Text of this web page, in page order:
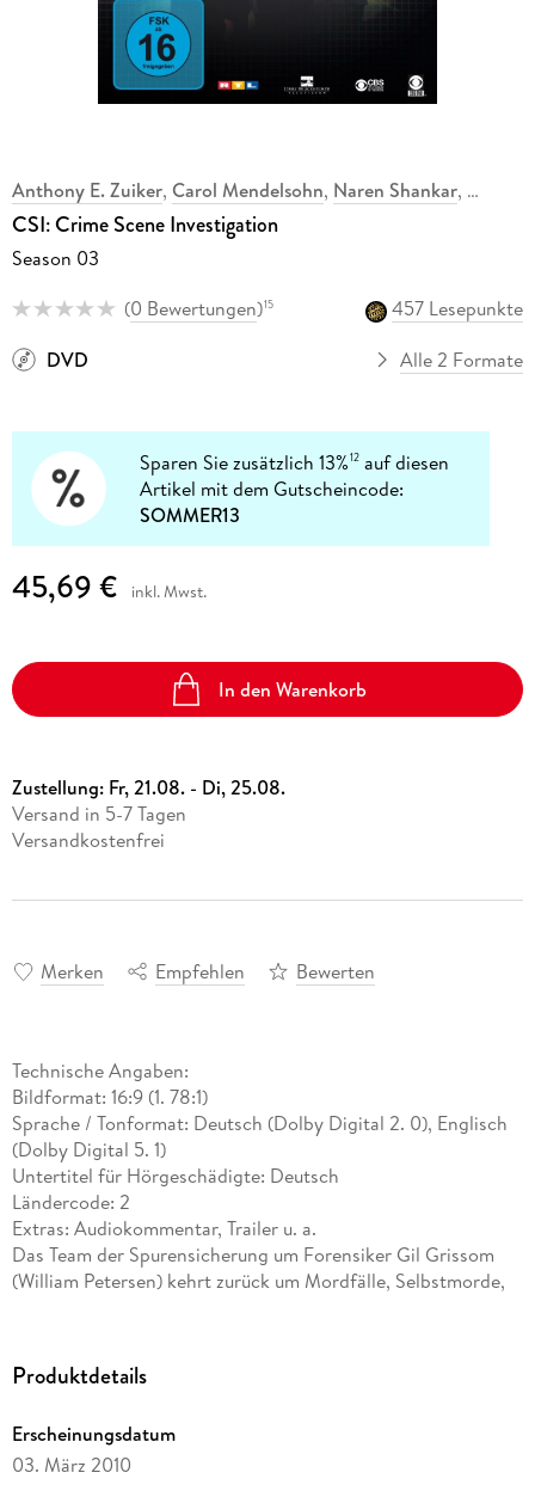
Anthony E. Zuiker, Carol Mendelsohn, Naren Shankar,
CSI: Crime Scene Investigation
Season 03
(0 Bewertungen)15
457 Lesepunkte
DVD
Alle 2 Formate
Sparen Sie zusätzlich 13%12 auf diesen
Artikel mit dem Gutscheincode:
SOMMER13
45,69 € inkl. Mwst.
In den Warenkorb
Zustellung: Fr, 21.08. - Di, 25.08.
Versand in 5-7 Tagen
Versandkostenfrei
Merken Empfehlen Bewerten
Technische Angaben:
Bildformat: 16:9 (1. 78:1)
Sprache / Tonformat: Deutsch (Dolby Digital 2. 0), Englisch
(Dolby Digital 5. 1)
Untertitel für Hörgeschädigte: Deutsch
Ländercode: 2
Extras: Audiokommentar, Trailer u. a.
Das Team der Spurensicherung um Forensiker Gil Grissom
(William Petersen) kehrt zurück um Mordfälle, Selbstmorde,
jungen Frau wird auf dem Sportplatz einer Universität
muss offensichtlich Teile von ihr gegessen haben. Kurz darauf
wird das CSI-Team wird in ein Varieté-Theater gerufen: Ein
Produktdetails
Erscheinungsdatum
03. März 2010